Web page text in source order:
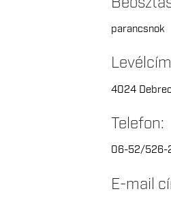
parancsnok
4024
Telefon:
06-52/526-
E-mail